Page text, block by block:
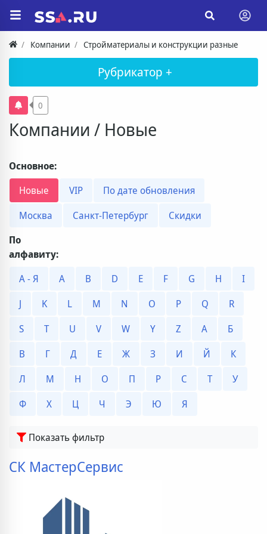
Компании Стройматериалы и конструкции разные
Рубрикатор +
Компании / Новые
0
Основное:
Новые
VIP
По дате обновления
Москва
Санкт-Петербург
Скидки
По
алфавиту:
А - Я
A B D E F G H
I
J
K L M N O P Q
R
S
T U V W Y Z А
Б
В
Г Д Е Ж З И Й
К
Л
М Н О П Р С Т
У
Ф
Х Ц Ч Э Ю Я
Показать фильтр
СК МастерСервис